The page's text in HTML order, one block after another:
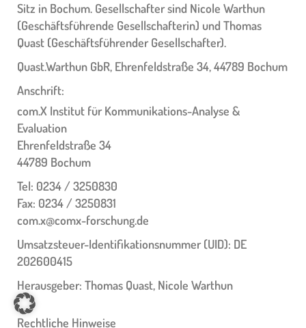
Sitz in Bochum. Gesellschafter sind Nicole Warthun
(Geschäftsführende Gesellschafterin) und Thomas
Quast (Geschäftsführender Gesellschafter).
Quast.Warthun GbR, Ehrenfeldstraße 34, 44789 Bochum
Anschrift:
com.X Institut für Kommunikations-Analyse &
Evaluation
Ehrenfeldstraße 34
44789 Bochum
Tel: 0234 / 3250830
Fax: 0234 / 3250831
com.x@comx-forschung.de
Umsatzsteuer-Identifikationsnummer (UID): DE
202600415
Herausgeber: Thomas Quast, Nicole Warthun
Rechtliche Hinweise